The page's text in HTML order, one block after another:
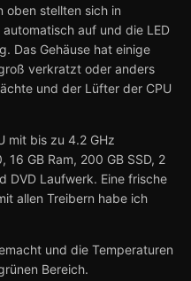
oben stellten sich in
auf und die LED
Das Gehäuse hat einige
verkratzt oder anders
und der Lüfter der CPU
mit bis zu 4.2 GHz
16 GB Ram, 200 GB SSD, 2
DVD Laufwerk. Eine frische
allen Treibern habe ich
und die Temperaturen
Bereich.